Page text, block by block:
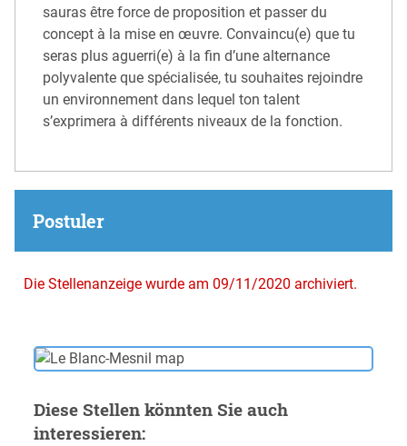
sauras être force de proposition et passer du
concept à la mise en œuvre. Convaincu(e) que tu
seras plus aguerri(e) à la fin d’une alternance
polyvalente que spécialisée, tu souhaites rejoindre
un environnement dans lequel ton talent
s’exprimera à différents niveaux de la fonction.
Postuler
Die Stellenanzeige wurde am 09/11/2020 archiviert.
Diese Stellen könnten Sie auch
interessieren: